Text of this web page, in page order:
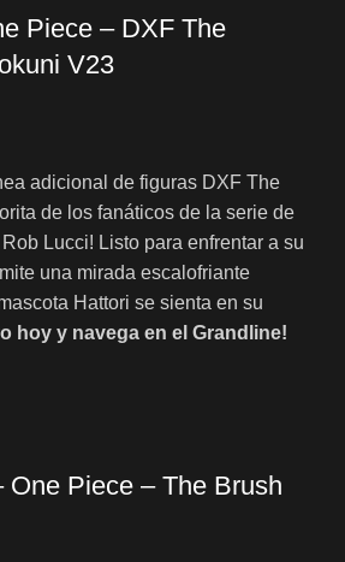
Piece – DXF The
V23
adicional de figuras DXF The
de los fanáticos de la serie de
Lucci! Listo para enfrentar a su
una mirada escalofriante
Hattori se sienta en su
hoy y navega en el Grandline!
One Piece – The Brush